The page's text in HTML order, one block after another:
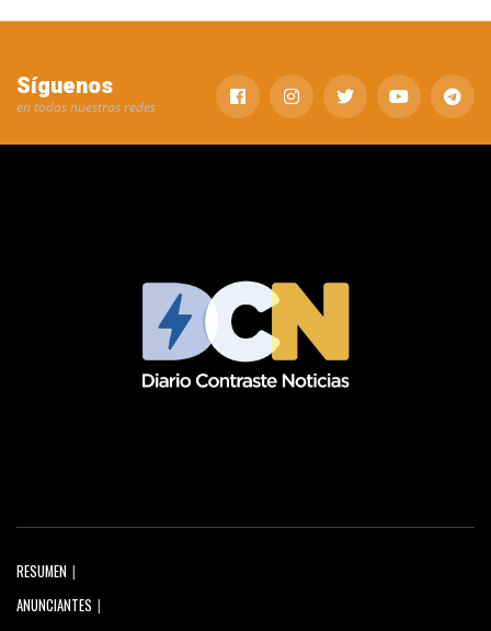
Síguenos
en todas nuestras redes
RESUMEN
ANUNCIANTES